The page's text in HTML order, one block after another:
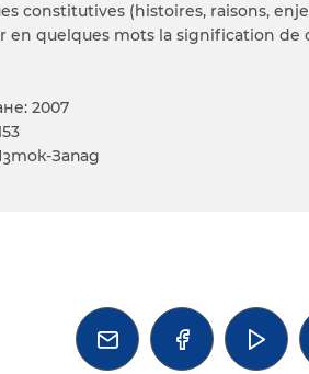
constitutives (histoires, raisons,
en quelques mots la signification
2007
Запад
  